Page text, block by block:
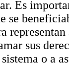
Es
se
sus
o a